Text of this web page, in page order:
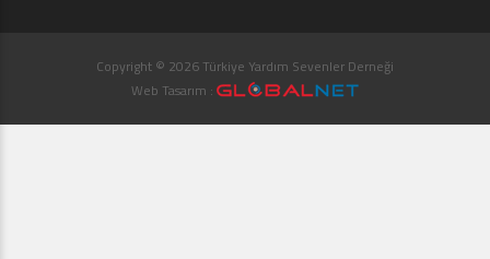
Copyright © 2026 Türkiye Yardım Sevenler Derneği
Web Tasarım :